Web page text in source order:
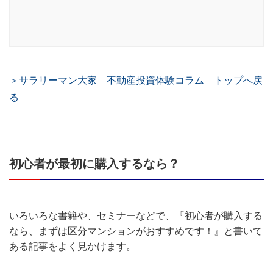
＞サラリーマン大家 不動産投資体験コラム トップへ戻
る
初心者が最初に購入するなら？
いろいろな書籍や、セミナーなどで、『初心者が購入する
なら、まずは区分マンションがおすすめです！』と書いて
ある記事をよく見かけます。